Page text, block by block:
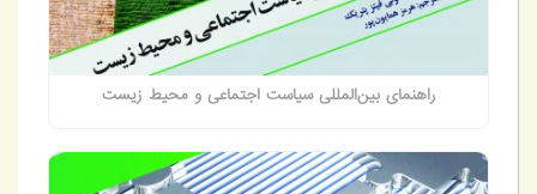
راهنمای بین‌المللی سیاست اجتماعی و محیط‌ زیست